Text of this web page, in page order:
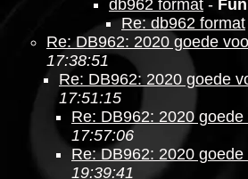
db962 format -
Re: db962 format
Re: DB962: 2020 goede
17:38:51
Re: DB962: 2020 goede
17:51:15
Re: DB962: 2020
17:57:06
Re: DB962: 2020
19:39:41